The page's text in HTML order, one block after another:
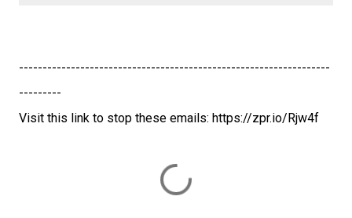
------------------------------------------------------------------
---------
Visit this link to stop these emails: https://zpr.io/Rjw4f